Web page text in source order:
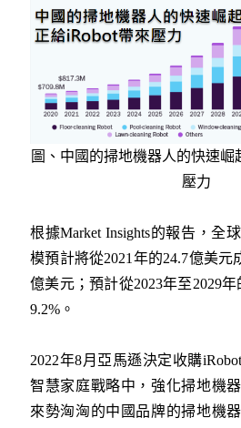
圖、中國的掃地機器人的快速崛
壓力
根據Market Insights的報告，全
模預計將從2021年的24.7億美元
億美元；預計從2023年至2029
9.2%。
2022年8月亞馬遜決定收購
智慧家庭戰略中，強化掃地機
來勢洶洶的中國品牌的掃地機